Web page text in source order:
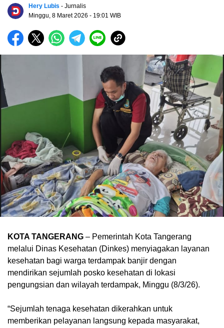
Hery Lubis - Jurnalis
Minggu, 8 Maret 2026 - 19:01 WIB
KOTA TANGERANG – Pemerintah Kota Tangerang
melalui Dinas Kesehatan (Dinkes) menyiagakan layanan
kesehatan bagi warga terdampak banjir dengan
mendirikan sejumlah posko kesehatan di lokasi
pengungsian dan wilayah terdampak, Minggu (8/3/26).
“Sejumlah tenaga kesehatan dikerahkan untuk
memberikan pelayanan langsung kepada masyarakat,